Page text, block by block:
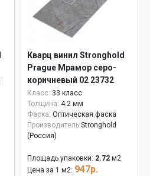
Кварц винил Stronghold
Prague Мрамор серо-
коричневый 02 23732
Класс: 33 класс
Толщина: 4.2 мм
Фаска: Оптическая фаска
Производитель Stronghold
(Россия)
Площадь упаковки: 2.72 м2
Цена за 1 м2: 947р.